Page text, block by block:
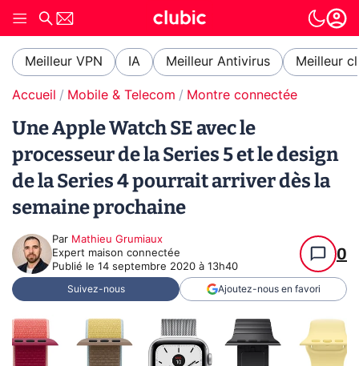
Meilleur VPN IA Meilleur Antivirus Meilleur
Accueil Mobile & Telecom Montre connectée
Une Apple Watch SE avec le
processeur de la Series 5 et le design
de la Series 4 pourrait arriver dès la
semaine prochaine
Par Mathieu Grumiaux
Expert maison connectée
Publié le 14 septembre 2020 à 13h40
0
Suivez-nous Ajoutez-nous en favori